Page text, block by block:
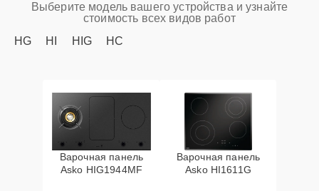
Выберите модель вашего устройства и узнайте
стоимость всех видов работ
HG
HI HIG HC
Варочная панель
Asko HIG1944MF
Варочная панель
Asko HI1611G